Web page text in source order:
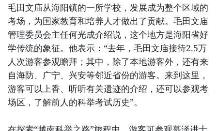
毛田文庙从海阳镇的一所学校，发展成为整个区域的
考场，为国家教育和培养人才做出了贡献。毛田文庙
管理委员会主任何光成介绍说，这个地方是海阳省好
学传统的象征。他表示：“去年，毛田文庙接待2.5万
人次游客参观瞻拜；其中，除了本地游客外，还有来
自海防、广宁、兴安等邻近省份的游客。来到这里，
游客可以上香、听听有关遗迹的介绍，还可以参观考
场区，了解前人的科举考试历史”。